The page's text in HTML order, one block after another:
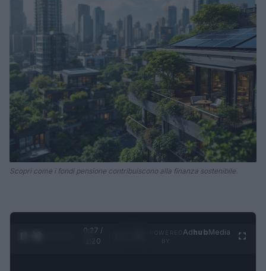
Scopri come i fondi pensione contribuiscono alla finanza sostenibile.
0:28 /
1:20
AdhubMedia